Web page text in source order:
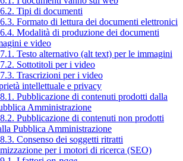
Tipi di documenti
Formato di lettura dei documenti elettronici
Modalità di produzione dei documenti
e video
Testo alternativo (alt text) per le immagini
Sottotitoli per i video
Trascrizioni per i video
intellettuale e privacy
Pubblicazione di contenuti prodotti dalla
Amministrazione
Pubblicazione di contenuti non prodotti
Pubblica Amministrazione
Consenso dei soggetti ritratti
per i motori di ricerca (SEO)